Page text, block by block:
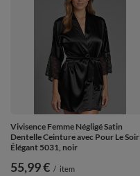
Vivisence Femme Négligé Satin
Dentelle Ceinture avec Pour Le Soir
Élégant 5031, noir
55,99 € / item